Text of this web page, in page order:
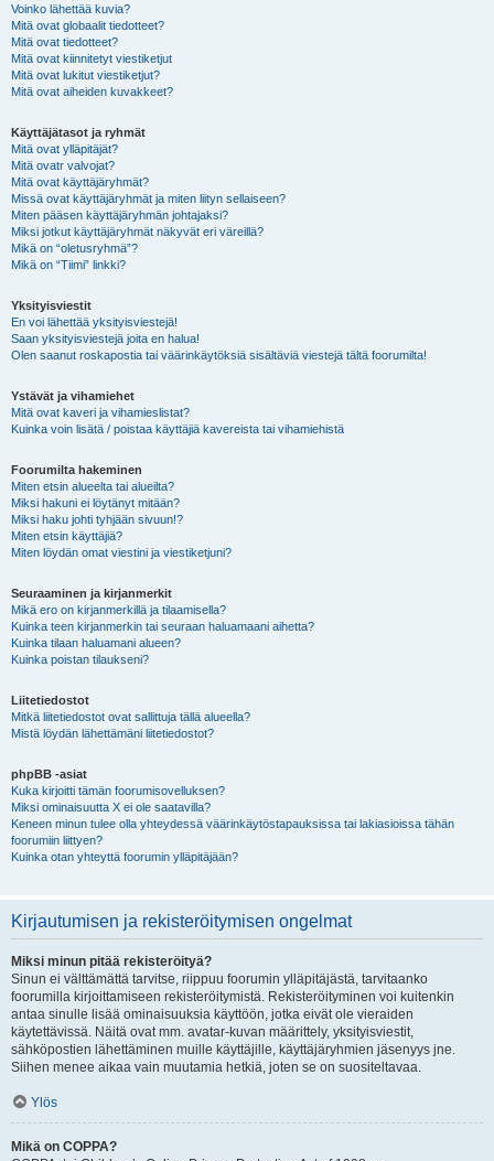
Voinko lähettää kuvia?
Mitä ovat globaalit tiedotteet?
Mitä ovat tiedotteet?
Mitä ovat kiinnitetyt viestiketjut
Mitä ovat lukitut viestiketjut?
Mitä ovat aiheiden kuvakkeet?
Käyttäjätasot ja ryhmät
Mitä ovat ylläpitäjät?
Mitä ovatr valvojat?
Mitä ovat käyttäjäryhmät?
Missä ovat käyttäjäryhmät ja miten liityn sellaiseen?
Miten pääsen käyttäjäryhmän johtajaksi?
Miksi jotkut käyttäjäryhmät näkyvät eri väreillä?
Mikä on “oletusryhmä”?
Mikä on “Tiimi” linkki?
Yksityisviestit
En voi lähettää yksityisviestejä!
Saan yksityisviestejä joita en halua!
Olen saanut roskapostia tai väärinkäytöksiä sisältäviä viestejä tältä foorumilta!
Ystävät ja vihamiehet
Mitä ovat kaveri ja vihamieslistat?
Kuinka voin lisätä / poistaa käyttäjiä kavereista tai vihamiehistä
Foorumilta hakeminen
Miten etsin alueelta tai alueilta?
Miksi hakuni ei löytänyt mitään?
Miksi haku johti tyhjään sivuun!?
Miten etsin käyttäjiä?
Miten löydän omat viestini ja viestiketjuni?
Seuraaminen ja kirjanmerkit
Mikä ero on kirjanmerkillä ja tilaamisella?
Kuinka teen kirjanmerkin tai seuraan haluamaani aihetta?
Kuinka tilaan haluamani alueen?
Kuinka poistan tilaukseni?
Liitetiedostot
Mitkä liitetiedostot ovat sallittuja tällä alueella?
Mistä löydän lähettämäni liitetiedostot?
phpBB -asiat
Kuka kirjoitti tämän foorumisovelluksen?
Miksi ominaisuutta X ei ole saatavilla?
Keneen minun tulee olla yhteydessä väärinkäytöstapauksissa tai lakiasioissa tähän
foorumiin liittyen?
Kuinka otan yhteyttä foorumin ylläpitäjään?
Kirjautumisen ja rekisteröitymisen ongelmat
Miksi minun pitää rekisteröityä?
Sinun ei välttämättä tarvitse, riippuu foorumin ylläpitäjästä, tarvitaanko
foorumilla kirjoittamiseen rekisteröitymistä. Rekisteröityminen voi kuitenkin
antaa sinulle lisää ominaisuuksia käyttöön, jotka eivät ole vieraiden
käytettävissä. Näitä ovat mm. avatar-kuvan määrittely, yksityisviestit,
sähköpostien lähettäminen muille käyttäjille, käyttäjäryhmien jäsenyys jne.
Siihen menee aikaa vain muutamia hetkiä, joten se on suositeltavaa.
Ylös
Mikä on COPPA?